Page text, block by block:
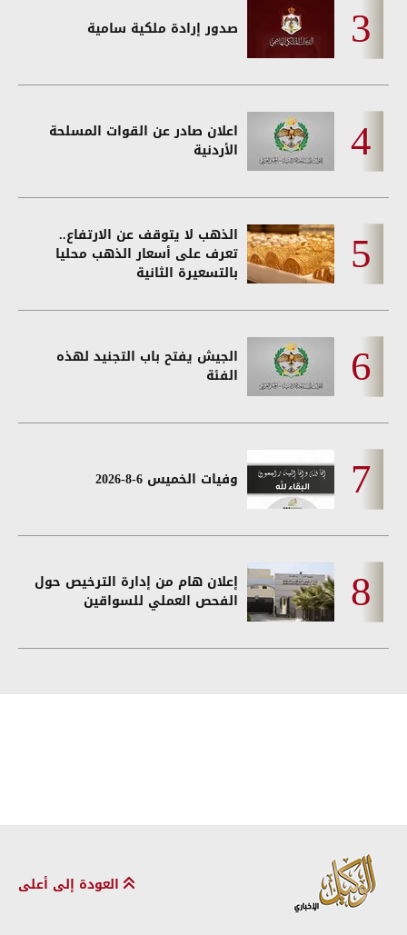
صدور إرادة ملكية سامية
اعلان صادر عن القوات المسلحة
الأردنية
الذهب لا يتوقف عن الارتفاع..
تعرف على أسعار الذهب محليا
بالتسعيرة الثانية
الجيش يفتح باب التجنيد لهذه
الفئة
وفيات الخميس 6-8-2026
إعلان هام من إدارة الترخيص حول
الفحص العملي للسواقين
العودة إلى أعلى